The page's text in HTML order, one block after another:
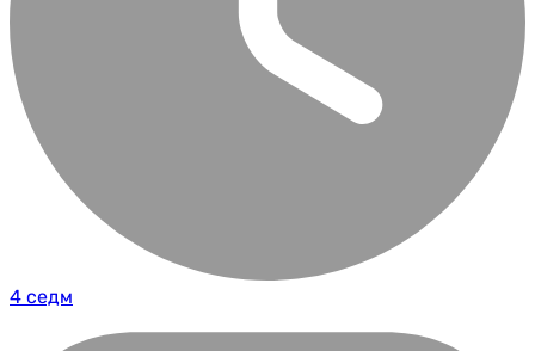
4 седм